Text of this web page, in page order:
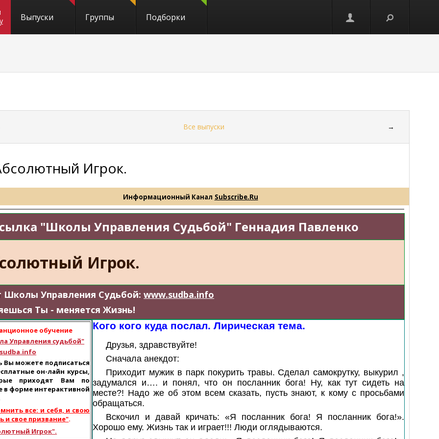
Выпуски Группы Подборки
Все выпуски →
Игрок.
Информационный Канал Subscribe.Ru
"Школы Управления Судьбой" Геннадия Павленко
Игрок.
Школы Управления Судьбой:www.sudba.info
Ты - меняется Жизнь!
обучение
Управления судьбой"
Вы можете подписаться
он-лайн курсы,
приходят Вам по
в форме интерактивной
все: и себя, и свою
и свое призвание".
Игрок".
Кого кого куда послал. Лирическая тема.
Друзья, здравствуйте!
Сначала анекдот:
Приходит мужик в парк покурить травы. Сделал самокрутку, выкурил ,
задумался и…. и понял, что он посланник бога! Ну, как тут сидеть на
месте?! Надо же об этом всем сказать, пусть знают, к кому с просьбами
обращаться.
Вскочил и давай кричать: «Я посланник бога! Я посланник бога!».
Хорошо ему. Жизнь так и играет!!! Люди оглядываются.